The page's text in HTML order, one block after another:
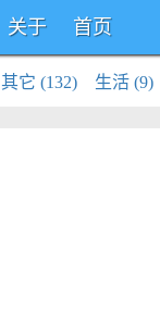
关于 首页
其它 (132) 生活 (9)